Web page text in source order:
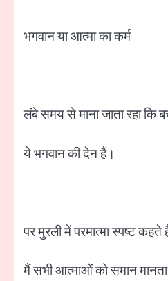
भगवान या आत्मा का कर्म
लंबे समय से माना जाता रहा कि
ये भगवान की देन हैं।
पर मुरली में परमात्मा स्पष्ट
मैं सभी आत्माओं को समान